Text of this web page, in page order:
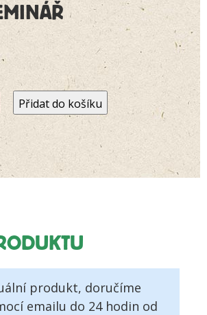
Přidat do košíku
produkt, doručíme
emailu do 24 hodin od